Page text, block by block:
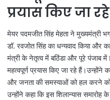
प्रयास किए जा
मेयर पदमजीत सिंह मेहता ने मुख्यमंत्री
डॉ. रवजोत सिंह का धन्यवाद किया और
मंत्री के नेतृत्व में बठिंडा और पूरे पंजाब
महत्वपूर्ण प्रयास किए जा रहे हैं।उन्होंने
और जनता की समस्याओं को हल करने को
उन्होंने कहा कि इस शिलान्यास